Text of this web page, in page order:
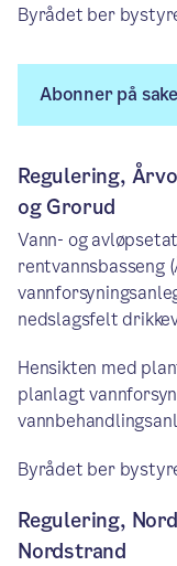
Byrådet ber
Abonner på
Regulering,
og Grorud
Vann- og
rentvannsbasseng
nedslagsfelt
Hensikten med
planlagt
Byrådet ber
Regulering,
Nordstrand